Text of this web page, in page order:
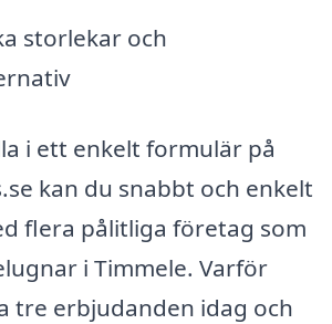
storlekar och
i ett enkelt formulär på
kan du snabbt och enkelt
flera pålitliga företag som
i Timmele. Varför
tre erbjudanden idag och